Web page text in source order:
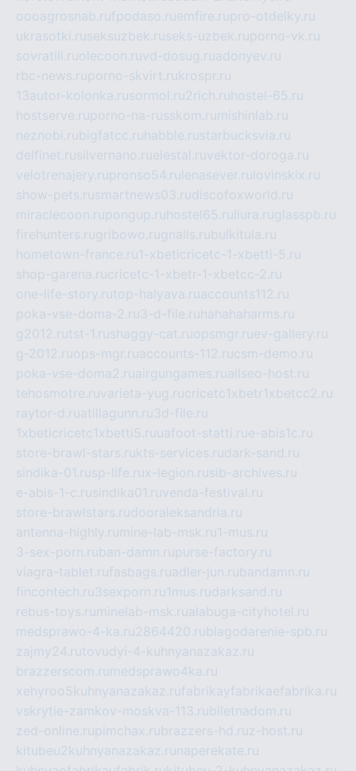
oooagrosnab.rufpodaso.ruemfire.rupro-otdelky.ru
ukrasotki.ruseksuzbek.ruseks-uzbek.ruporno-vk.ru
sovratili.ruolecoon.ruvd-dosug.ruadonyev.ru
rbc-news.ruporno-skvirt.rukrospr.ru
13autor-kolonka.rusormol.ru2rich.ru hostel-65.ru
hostserve.ruporno-na-russkom.ru mishinlab.ru
neznobi.rubigfatcc.ru habble.rustarbucksvia.ru
delfinet.rusilvernano.ruelestal.ruvektor-doroga.ru
velotrenajery.rupronso54.ru lenasever.ru lovinskix.ru
show-pets.rusmartnews03.rudiscofoxworld.ru
miraclecoon.rupongup.ru hostel65.ru liura.ruglasspb.ru
firehunters.rugribowo.rugnalis.rubulkitula.ru
hometown-france.ru1-xbeticricetc-1-xbetti-5.ru
shop-garena.rucricetc-1-xbetr-1-xbetcc-2.ru
one-life-story.rutop-halyava.ruaccounts112.ru
poka-vse-doma-2.ru3-d-file.ru hahahaharms.ru
g2012.rutst-1.rushaggy-cat.ruopsmgr.ruev-gallery.ru
g-2012.ruops-mgr.ruaccounts-112.rucsm-demo.ru
poka-vse-doma2.ruairgungames.ruallseo-host.ru
tehosmotre.ruvarieta-yug.rucricetc1xbetr1xbetcc2.ru
raytor-d.ruatillagunn.ru3d-file.ru
1xbeticricetc1xbetti5.ruuafoot-statti.rue-abis1c.ru
store-brawl-stars.rukts-services.rudark-sand.ru
sindika-01.rusp-life.rux-legion.rusib-archives.ru
e-abis-1-c.rusindika01.ruvenda-festival.ru
store-brawlstars.rudooraleksandria.ru
antenna-highly.ru mine-lab-msk.ru1-mus.ru
3-sex-porn.ruban-damn.rupurse-factory.ru
viagra-tablet.rufasbags.ruadler-jun.rubandamn.ru
fincontech.ru3sexporn.ru1mus.rudarksand.ru
rebus-toys.ru minelab-msk.rualabuga-cityhotel.ru
medsprawo-4-ka.ru2864420.rublagodarenie-spb.ru
zajmy24.rutovudyi-4-kuhnyanazakaz.ru
brazzerscom.ru medsprawo4ka.ru
xehyroo5kuhnyanazakaz.rufabrikayfabrikaefabrika.ru
vskrytie-zamkov-moskva-113.rubiletnadom.ru
zed-online.rupimchax.rubrazzers-hd.ruz-host.ru
kitubeu2kuhnyanazakaz.ru naperekate.ru